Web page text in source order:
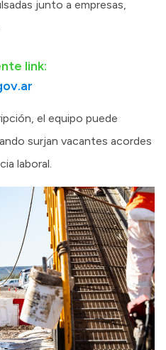
junto a empresas,
link:
el equipo puede
surjan vacantes acordes
laboral.